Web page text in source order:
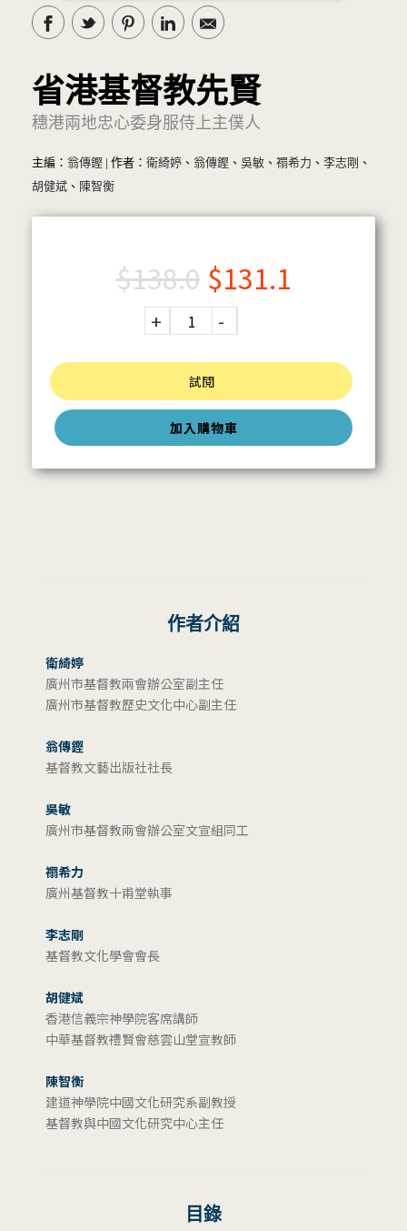
省港基督教先賢
穗港兩地忠心委身服侍上主僕人
主編： 翁傳鏗 | 作者： 衛綺婷 、 翁傳鏗 、 吳敏 、 禤希力 、 李志剛 、
胡健斌 、 陳智衡
加入購物車
試閱
$138.0 $131.1
作者介紹
衛綺婷
廣州市基督教兩會辦公室副主任
廣州市基督教歷史文化中心副主任
翁傳鏗
基督教文藝出版社社長
吳敏
廣州市基督教兩會辦公室文宣組同工
禤希力
廣州基督教十甫堂執事
李志剛
基督教文化學會會長
胡健斌
香港信義宗神學院客席講師
中華基督教禮賢會慈雲山堂宣教師
陳智衡
建道神學院中國文化研究系副教授
基督教與中國文化研究中心主任
目錄